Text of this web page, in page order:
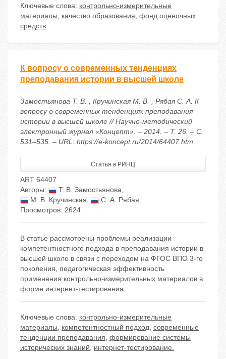
Ключевые слова: контрольно-измерительные
материалы, качество образования, фонд оценочных
средств
К вопросу о современных тенденциях
преподавания истории в высшей школе
Замостьянова Т. В. , Кручинская М. В. , Рябая С. А. К
вопросу о современных тенденциях преподавания
истории в высшей школе // Научно-методический
электронный журнал «Концепт». – 2014. – Т. 26. – С.
531–535. – URL: https://e-koncept.ru/2014/64407.htm
Статья в РИНЦ
ART 64407
Авторы:
Т. В. Замостьянова,
М. В. Кручинская,
С. А. Рябая
Просмотров: 2624
В статье рассмотрены проблемы реализации
компетентностного подхода в преподавания истории в
высшей школе в связи с переходом на ФГОС ВПО 3-го
поколения, педагогическая эффективность
применения контрольно-измерительных материалов в
форме интернет-тестирования.
Ключевые слова: контрольно-измерительные
материалы, компетентностный подход, cовременные
тенденции преподавания, формирование системы
исторических знаний, интернет-тестирование.